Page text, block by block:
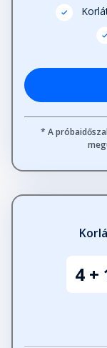
* A
4 +